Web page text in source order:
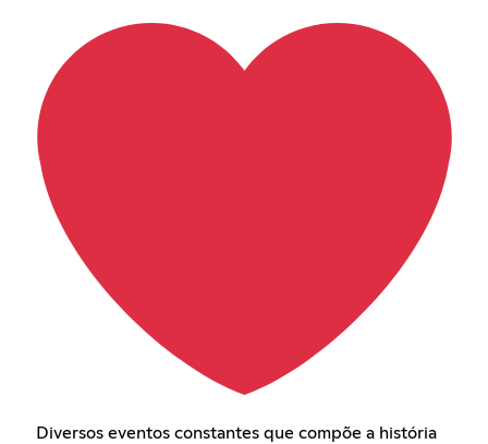
Diversos eventos constantes que compõe a história